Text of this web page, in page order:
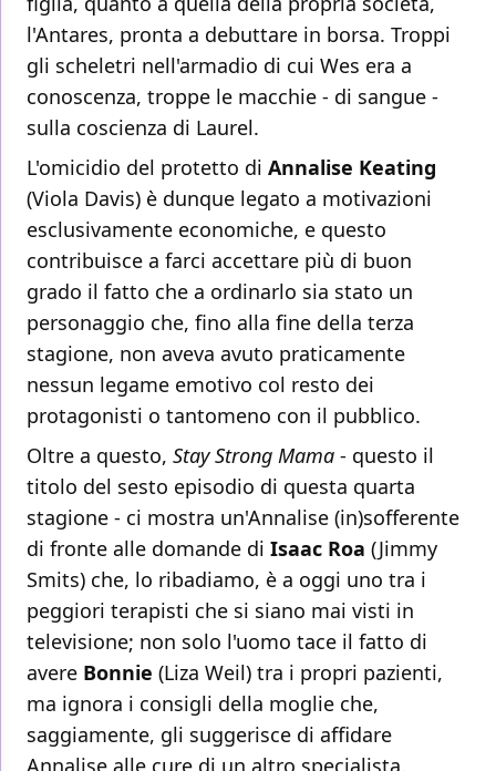
l'Antares, pronta a debuttare in borsa. Troppi
gli scheletri nell'armadio di cui Wes era a
conoscenza, troppe le macchie - di sangue -
sulla coscienza di Laurel.
L'omicidio del protetto di Annalise Keating
(Viola Davis) è dunque legato a motivazioni
esclusivamente economiche, e questo
contribuisce a farci accettare più di buon
grado il fatto che a ordinarlo sia stato un
personaggio che, fino alla fine della terza
stagione, non aveva avuto praticamente
nessun legame emotivo col resto dei
protagonisti o tantomeno con il pubblico.
Oltre a questo, Stay Strong Mama - questo il
titolo del sesto episodio di questa quarta
stagione - ci mostra un'Annalise (in)sofferente
di fronte alle domande di Isaac Roa (Jimmy
Smits) che, lo ribadiamo, è a oggi uno tra i
peggiori terapisti che si siano mai visti in
televisione; non solo l'uomo tace il fatto di
avere Bonnie (Liza Weil) tra i propri pazienti,
ma ignora i consigli della moglie che,
saggiamente, gli suggerisce di affidare